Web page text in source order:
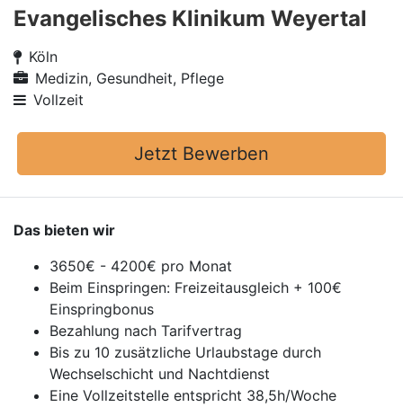
Evangelisches Klinikum Weyertal
Köln
Medizin, Gesundheit, Pflege
Vollzeit
Jetzt Bewerben
Das bieten wir
3650€ - 4200€ pro Monat
Beim Einspringen: Freizeitausgleich + 100€
Einspringbonus
Bezahlung nach Tarifvertrag
Bis zu 10 zusätzliche Urlaubstage durch
Wechselschicht und Nachtdienst
Eine Vollzeitstelle entspricht 38,5h/Woche